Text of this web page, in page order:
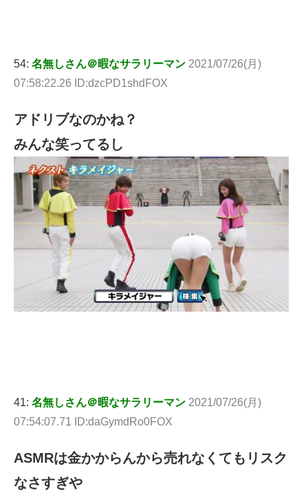
54: 名無しさん＠暇なサラリーマン 2021/07/26(月)
07:58:22.26 ID:dzcPD1shdFOX
アドリブなのかね？
みんな笑ってるし
41: 名無しさん＠暇なサラリーマン 2021/07/26(月)
07:54:07.71 ID:daGymdRo0FOX
ASMRは金かからんから売れなくてもリスク
なさすぎや